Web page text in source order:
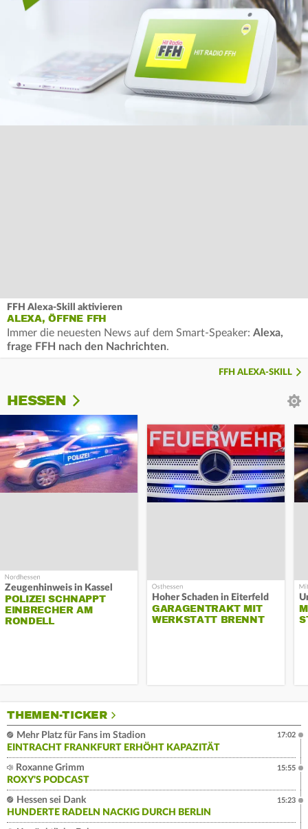
FFH Alexa-Skill aktivieren
ALEXA, ÖFFNE FFH
Immer die neuesten News auf dem Smart-Speaker: Alexa,
frage FFH nach den Nachrichten.
FFH ALEXA-SKILL
HESSEN
Zeugenhinweis in Kassel
POLIZEI SCHNAPPT
EINBRECHER AM
RONDELL
Hoher Schaden in Eiterfeld
GARAGENTRAKT MIT
WERKSTATT BRENNT
THEMEN-TICKER
Mehr Platz für Fans im Stadion
EINTRACHT FRANKFURT ERHÖHT KAPAZITÄT
17:02
Roxanne Grimm
ROXY'S PODCAST
15:55
Hessen sei Dank
HUNDERTE RADELN NACKIG DURCH BERLIN
15:23